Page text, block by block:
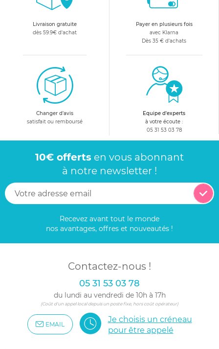
Livraison gratuite
dès 59.9€ d'achat
Payer en plusieurs fois
avec Klarna
Dès 35 € d'achats
Changer d'avis
satisfait ou remboursé
Equipe d'experts
à votre écoute :
05 31 53 03 78
10€ offerts en vous abonnant
à notre newsletter !
Recevez avant tout le monde
nos avantages, offres et nouveautés !
Contactez-nous !
05 31 53 03 78
du lundi au vendredi de 10h à 17h
(Coût d'un appel local depuis un poste fixe, hors coût opérateur)
EMAIL
Je choisis un créneau
pour être appelé